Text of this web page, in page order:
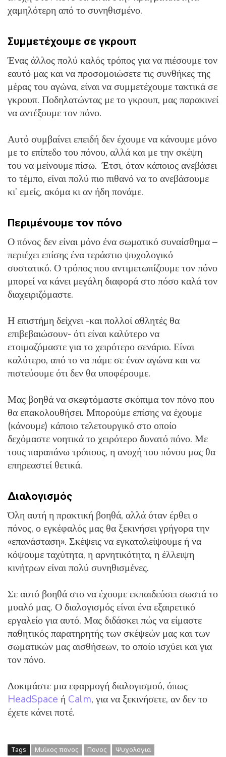
χαμηλότερη από το συνηθισμένο.
Συμμετέχουμε σε γκρουπ
Ένας άλλος πολύ καλός τρόπος για να πιέσουμε τον
εαυτό μας και να προσομοιώσετε τις συνθήκες της
μέρας του αγώνα, είναι να συμμετέχουμε τακτικά σε
γκρουπ. Ποδηλατώντας με το γκρουπ, μας παρακινεί
να αντέξουμε τον πόνο.
Αυτό συμβαίνει επειδή δεν έχουμε να κάνουμε μόνο
με το επίπεδο του πόνου, αλλά και με την σκέψη
του να μείνουμε πίσω. Έτσι, όταν κάποιος ανεβάσει
το τέμπο, είναι πολύ πιο πιθανό να το ανεβάσουμε
κι’ εμείς, ακόμα κι αν ήδη πονάμε.
Περιμένουμε τον πόνο
Ο πόνος δεν είναι μόνο ένα σωματικό συναίσθημα –
περιέχει επίσης ένα τεράστιο ψυχολογικό
συστατικό. Ο τρόπος που αντιμετωπίζουμε τον πόνο
μπορεί να κάνει μεγάλη διαφορά στο πόσο καλά τον
διαχειριζόμαστε.
Η επιστήμη δείχνει -και πολλοί αθλητές θα
επιβεβαιώσουν- ότι είναι καλύτερο να
ετοιμαζόμαστε για το χειρότερο σενάριο. Είναι
καλύτερο, από το να πάμε σε έναν αγώνα και να
πιστεύουμε ότι δεν θα υποφέρουμε.
Μας βοηθά να σκεφτόμαστε σκόπιμα τον πόνο που
θα επακολουθήσει. Μπορούμε επίσης να έχουμε
(κάνουμε) κάποιο τελετουργικό στο οποίο
δεχόμαστε νοητικά το χειρότερο δυνατό πόνο. Με
τους παραπάνω τρόπους, η ανοχή του πόνου μας θα
επηρεαστεί θετικά.
Διαλογισμός
Όλη αυτή η πρακτική βοηθά, αλλά όταν έρθει ο
πόνος, ο εγκέφαλός μας θα ξεκινήσει γρήγορα την
«επανάσταση». Σκέψεις να εγκαταλείψουμε ή να
κόψουμε ταχύτητα, η αρνητικότητα, η έλλειψη
κινήτρων είναι πολύ συνηθισμένες.
Σε αυτό βοηθά στο να έχουμε εκπαιδεύσει σωστά το
μυαλό μας. Ο διαλογισμός είναι ένα εξαιρετικό
εργαλείο για αυτό. Μας διδάσκει πώς να είμαστε
παθητικός παρατηρητής των σκέψεών μας και των
σωματικών μας αισθήσεων, το οποίο ισχύει και για
τον πόνο.
Δοκιμάστε μια εφαρμογή διαλογισμού, όπως
HeadSpace ή Calm, για να ξεκινήσετε, αν δεν το
έχετε κάνει ποτέ.
Tags Μυϊκος πονος Πονος Ψυχολογια